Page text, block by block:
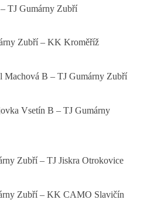
TJ Gumárny Zubří
Zubří – KK Kroměříž
Machová B – TJ Gumárny Zubří
Vsetín B – TJ Gumárny
Zubří – TJ Jiskra Otrokovice
Zubří – KK CAMO Slavičín